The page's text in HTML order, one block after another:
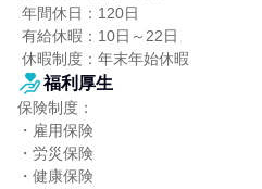
休暇制度：年末年始休暇
福利厚生
保険制度：
・雇用保険
・労災保険
・健康保険